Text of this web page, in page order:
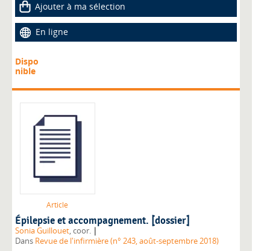
Ajouter à ma sélection
En ligne
Dispo
nible
Article
Épilepsie et accompagnement. [dossier]
Sonia Guillouet, coor. |
Dans Revue de l'infirmière (n° 243, août-septembre 2018)